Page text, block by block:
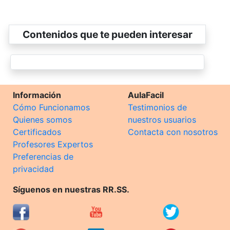
Contenidos que te pueden interesar
Información
Cómo Funcionamos
Quienes somos
Certificados
Profesores Expertos
Preferencias de
privacidad
AulaFacil
Testimonios de
nuestros usuarios
Contacta con nosotros
Síguenos en nuestras RR.SS.